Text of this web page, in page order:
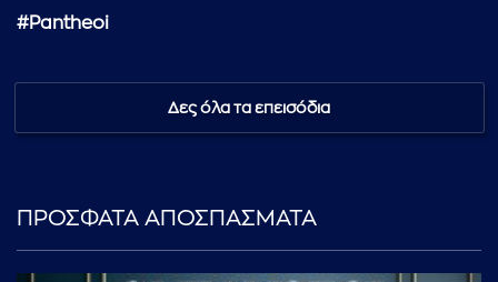
#Pantheoi
Δες όλα τα επεισόδια
ΠΡΟΣΦΑΤΑ ΑΠΟΣΠΑΣΜΑΤΑ